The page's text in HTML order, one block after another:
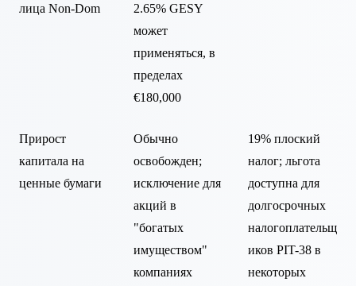
лица Non-Dom
2.65% GESY
может
применяться, в
пределах
€180,000
Прирост
капитала на
ценные бумаги
Обычно
освобожден;
исключение для
акций в
"богатых
имуществом"
компаниях
19% плоский
налог; льгота
доступна для
долгосрочных
налогоплательщ
иков PIT-38 в
некоторых